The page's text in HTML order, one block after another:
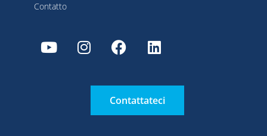
Contatto
Contattateci